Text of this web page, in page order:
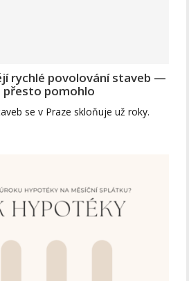
rychlé povolování staveb —
přesto pomohlo
se v Praze skloňuje už roky.